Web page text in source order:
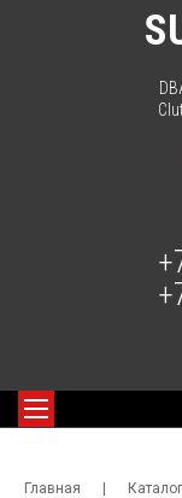
Главная | Каталог